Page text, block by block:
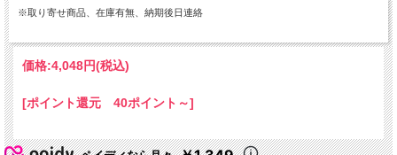
※取り寄せ商品、在庫有無、納期後日連絡
価格:4,048円(税込)
[ポイント還元 40ポイント～]